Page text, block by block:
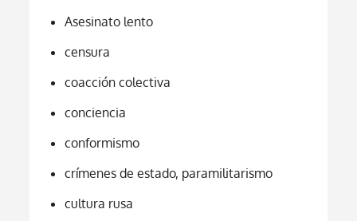
Asesinato lento
censura
coacción colectiva
conciencia
conformismo
crímenes de estado, paramilitarismo
cultura rusa